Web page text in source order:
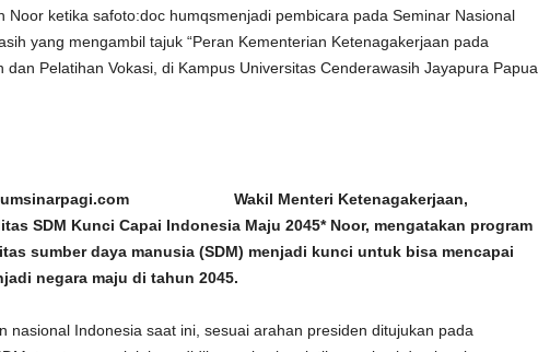
Noor ketika safoto:doc humqsmenjadi pembicara pada Seminar Nasional
yang mengambil tajuk “Peran Kementerian Ketenagakerjaan pada
dan Pelatihan Vokasi, di Kampus Universitas Cenderawasih Jayapura Papua,
Wakil Menteri Ketenagakerjaan,
SDM Kunci Capai Indonesia Maju 2045* Noor, mengatakan program
sumber daya manusia (SDM) menjadi kunci untuk bisa mencapai
negara maju di tahun 2045.
nasional Indonesia saat ini, sesuai arahan presiden ditujukan pada